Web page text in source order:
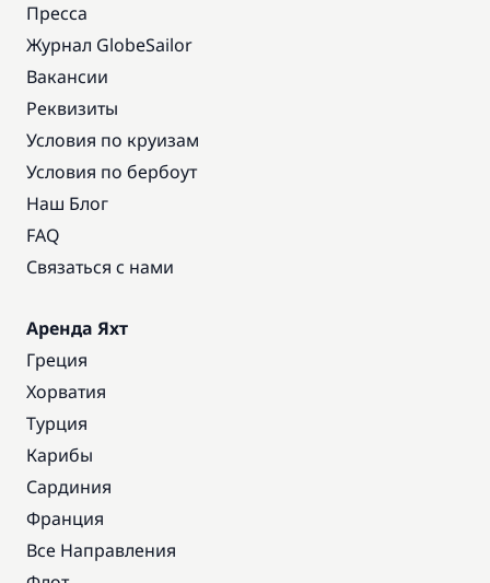
Пресса
Журнал GlobeSailor
Вакансии
Реквизиты
Условия по круизам
Условия по бербоут
Наш Блог
FAQ
Связаться с нами
Аренда Яхт
Греция
Хорватия
Турция
Карибы
Сардиния
Франция
Все Направления